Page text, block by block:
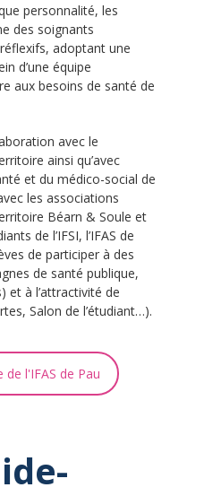
personnalité, les
des soignants
adoptant une
d’une équipe
aux besoins de santé de
avec le
ainsi qu’avec
et du médico-social de
les associations
Béarn & Soule et
de l’IFSI, l’IFAS de
de participer à des
de santé publique,
et à l’attractivité de
Salon de l’étudiant…).
l'IFAS de Pau